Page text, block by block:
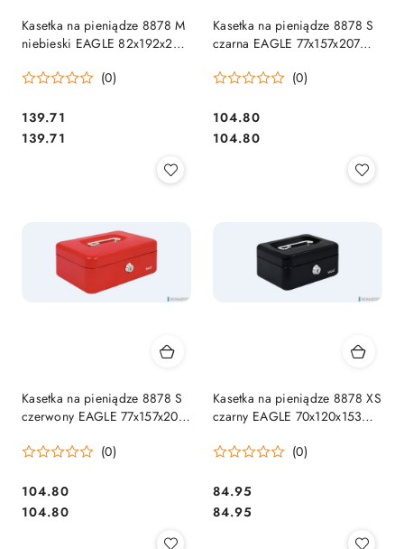
Kasetka na pieniądze 8878 M
niebieski EAGLE 82x192x262
(0)
Cena:
139.71
Cena:
139.71
Kasetka na pieniądze 8878 S
czarna EAGLE 77x157x207
(0)
Cena:
104.80
Cena:
104.80
Kasetka na pieniądze 8878 S
czerwony EAGLE 77x157x207
(0)
Cena:
104.80
Cena:
104.80
Kasetka na pieniądze 8878 XS
czarny EAGLE 70x120x153
(0)
Cena:
84.95
Cena:
84.95